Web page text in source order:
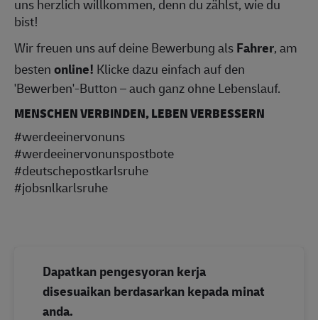
uns herzlich willkommen, denn du zählst, wie du
bist!
Wir freuen uns auf deine Bewerbung alsFahrer, am
bestenonline! Klicke dazu einfach auf den
'Bewerben'-Button – auch ganz ohne Lebenslauf.
MENSCHEN VERBINDEN, LEBEN VERBESSERN
#werdeeinervonuns
#werdeeinervonunspostbote
#deutschepostkarlsruhe
#jobsnlkarlsruhe
Dapatkan pengesyoran kerja
disesuaikan berdasarkan kepada minat
anda.